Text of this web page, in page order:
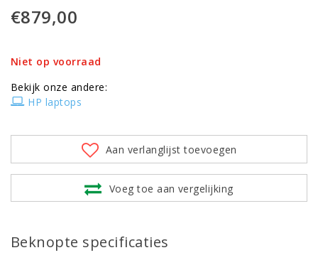
€879,00
Niet op voorraad
Bekijk onze andere:
HP laptops
Aan verlanglijst toevoegen
Voeg toe aan vergelijking
Beknopte specificaties